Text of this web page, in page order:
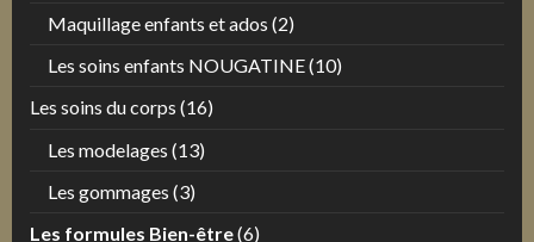
Maquillage enfants et ados (2)
Les soins enfants NOUGATINE(10)
Les soins du corps (16)
Les modelages (13)
Les gommages (3)
Les formules Bien-être(6)